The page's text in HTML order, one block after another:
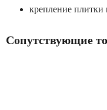
крепление плитки
Сопутствующие